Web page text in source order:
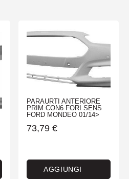
PARAURTI ANTERIORE
PRIM CON6 FORI SENS
FORD MONDEO 01/14>
73,79 €
AGGIUNGI